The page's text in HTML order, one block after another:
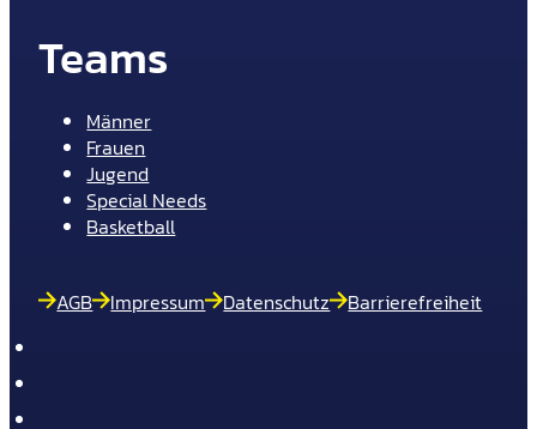
Teams
Männer
Frauen
Jugend
Special Needs
Basketball
AGB Impressum Datenschutz Barrierefreiheit